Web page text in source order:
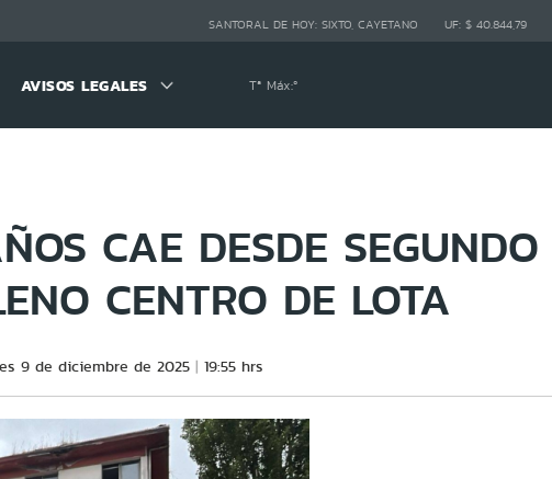
SANTORAL DE HOY: SIXTO, CAYETANO UF: $ 40.844,79
AVISOS LEGALES Tª Máx:º
CAE DESDE SEGUNDO
CENTRO DE LOTA
9 de diciembre de 2025 19:55 hrs